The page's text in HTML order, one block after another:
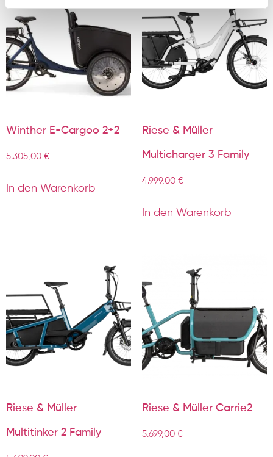
Winther E-Cargoo 2+2
5.305,00 €
In den Warenkorb
Riese & Müller
Multicharger 3 Family
4.999,00 €
In den Warenkorb
Riese & Müller
Multitinker 2 Family
Riese & Müller Carrie2
5.699,00 €